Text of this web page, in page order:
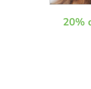
20%